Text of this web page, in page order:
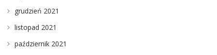
grudzień 2021
listopad 2021
październik 2021